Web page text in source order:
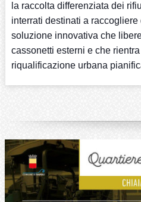
la raccolta differenziata dei
interrati destinati a
soluzione innovativa che
cassonetti esterni e che
riqualificazione urbana